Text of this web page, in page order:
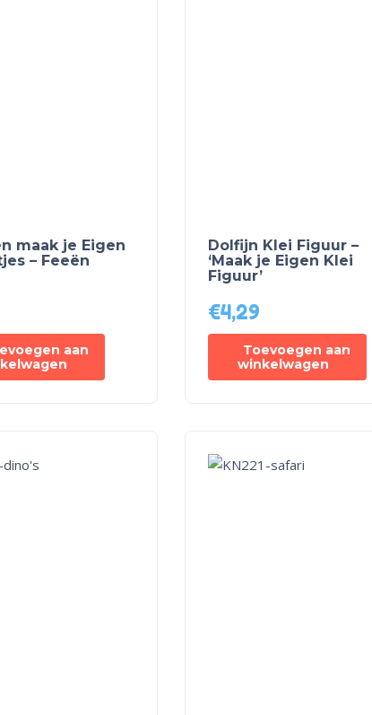
maak je Eigen
– Feeën
aan
Dolfijn Klei Figuur –
‘Maak je Eigen Klei
Figuur’
€4,29
Toevoegen aan
winkelwagen